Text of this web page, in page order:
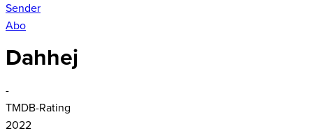
Sender
Abo
Dahhej
-
TMDB-Rating
2022